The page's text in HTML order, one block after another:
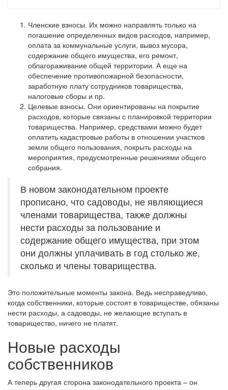
Членские взносы. Их можно направлять только на
погашение определенных видов расходов, например,
оплата за коммунальные услуги, вывоз мусора,
содержание общего имущества, его ремонт,
облагораживание общей территории. А еще на
обеспечение противопожарной безопасности,
заработную плату сотрудников товарищества,
налоговые сборы и пр.
Целевые взносы. Они ориентированы на покрытие
расходов, которые связаны с планировкой территории
товарищества. Например, средствами можно будет
оплатить кадастровые работы в отношении участков
земли общего пользования, покрыть расходы на
мероприятия, предусмотренные решениями общего
собрания.
В новом законодательном проекте
прописано, что садоводы, не являющиеся
членами товарищества, также должны
нести расходы за пользование и
содержание общего имущества, при этом
они должны уплачивать в год столько же,
сколько и члены товарищества.
Это положительные моменты закона. Ведь несправедливо,
когда собственники, которые состоят в товариществе, обязаны
нести расходы, а садоводы, не желающие вступать в
товарищество, ничего не платят.
Новые расходы
собственников
А теперь другая сторона законодательного проекта – он